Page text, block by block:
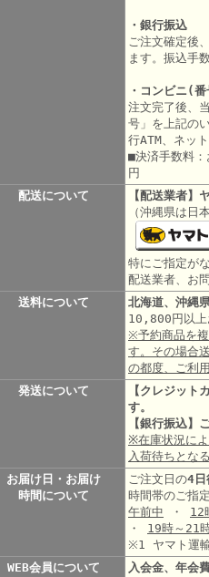
・銀行振込
ご注文確定後
ます。振込手
・コンビニ(
注文完了後、
号」を上記の
行ATM、ネッ
■決済手数料
円
配送について
【配送業者】
（沖縄県は日
特にご指定が
配送業者、お
送料について
北海道、沖縄
10,800円以上
※予約商品を
す。その場合
の都度、ご利
発送について
【クレジット
す。
【銀行振込】
※在庫状況によ
入荷待ちとな
お届け日・お届け
時間について
ご注文日の4日
時間帯のご指
午前中 ・ 12
・ 19時～21
※1 ヤマト運輸
WEB会員について
入会金、年会